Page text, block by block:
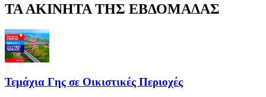
ΤΑ ΑΚΙΝΗΤΑ ΤΗΣ ΕΒΔΟΜΑΔΑΣ
Τεμάχια Γης σε Οικιστικές Περιοχές